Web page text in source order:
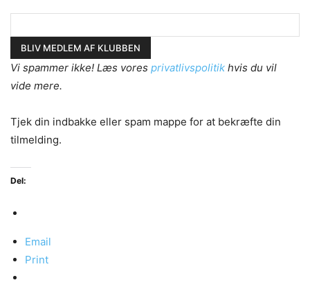
Vi spammer ikke! Læs vores privatlivspolitik hvis du vil
vide mere.
Tjek din indbakke eller spam mappe for at bekræfte din
tilmelding.
Del:
Email
Print